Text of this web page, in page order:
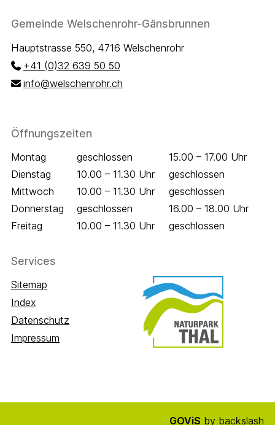
Footer
Gemeinde Welschenrohr-Gänsbrunnen
Hauptstrasse 550, 4716 Welschenrohr
+41 (0)32 639 50 50
info@welschenrohr.ch
Öffnungszeiten
Wochentag Öffnungszeiten Vormittag Öffnungszeiten
Montag geschlossen
15.00 – 17.00 Uhr
Dienstag
10.00 – 11.30 Uhr
geschlossen
Mittwoch
10.00 – 11.30 Uhr
geschlossen
Donnerstag
geschlossen
16.00 – 18.00 Uhr
Freitag
10.00 – 11.30 Uhr geschlossen
Services
Sitemap
Index
Datenschutz
Impressum
GOViS by backslash